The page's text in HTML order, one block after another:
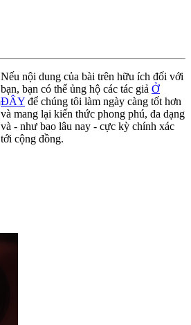
Nếu nội dung của bài trên hữu ích đối với
bạn, bạn có thể ủng hộ các tác giả Ở
ĐÂY để chúng tôi làm ngày càng tốt hơn
và mang lại kiến thức phong phú, đa dạng
và - như bao lâu nay - cực kỳ chính xác
tới cộng đồng.